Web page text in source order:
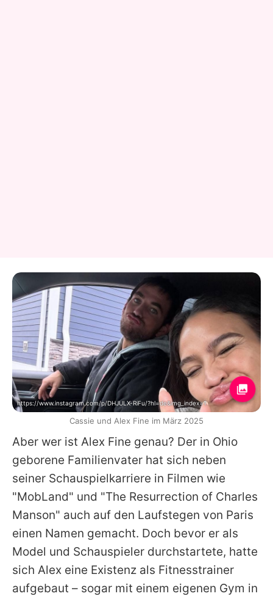
Aber wer ist Alex Fine genau? Der in Ohio
geborene Familienvater hat sich neben
seiner Schauspielkarriere in Filmen wie
"MobLand" und "The Resurrection of Charles
Manson" auch auf den Laufstegen von Paris
einen Namen gemacht. Doch bevor er als
Model und Schauspieler durchstartete, hatte
sich Alex eine Existenz als Fitnesstrainer
aufgebaut – sogar mit einem eigenen Gym in
https://www.instagram.com/p/DHJULX-RiFu/?hl=de&img_index=1
Cassie und Alex Fine im März 2025